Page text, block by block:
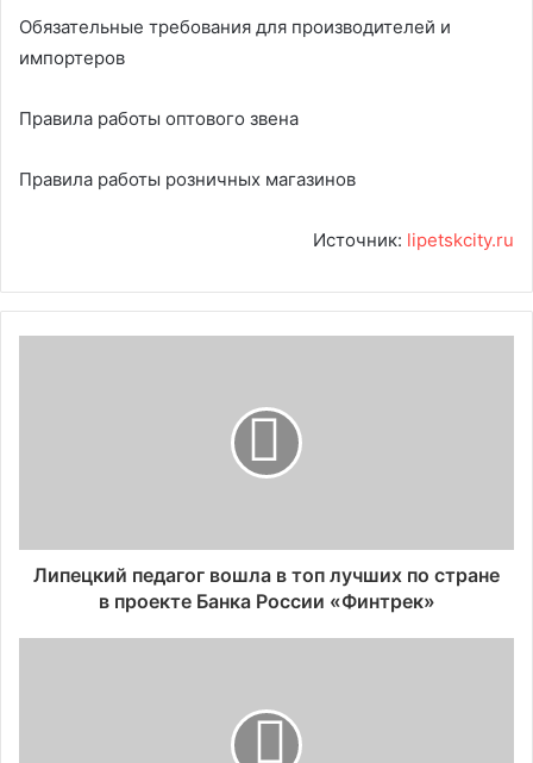
Обязательные требования для производителей и
импортеров
Правила работы оптового звена
Правила работы розничных магазинов
Источник: lipetskcity.ru
Липецкий педагог вошла в топ лучших по стране
в проекте Банка России «Финтрек»